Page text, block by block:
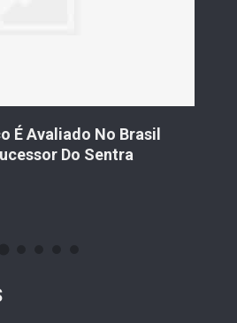
É Avaliado No Brasil
Do Sentra